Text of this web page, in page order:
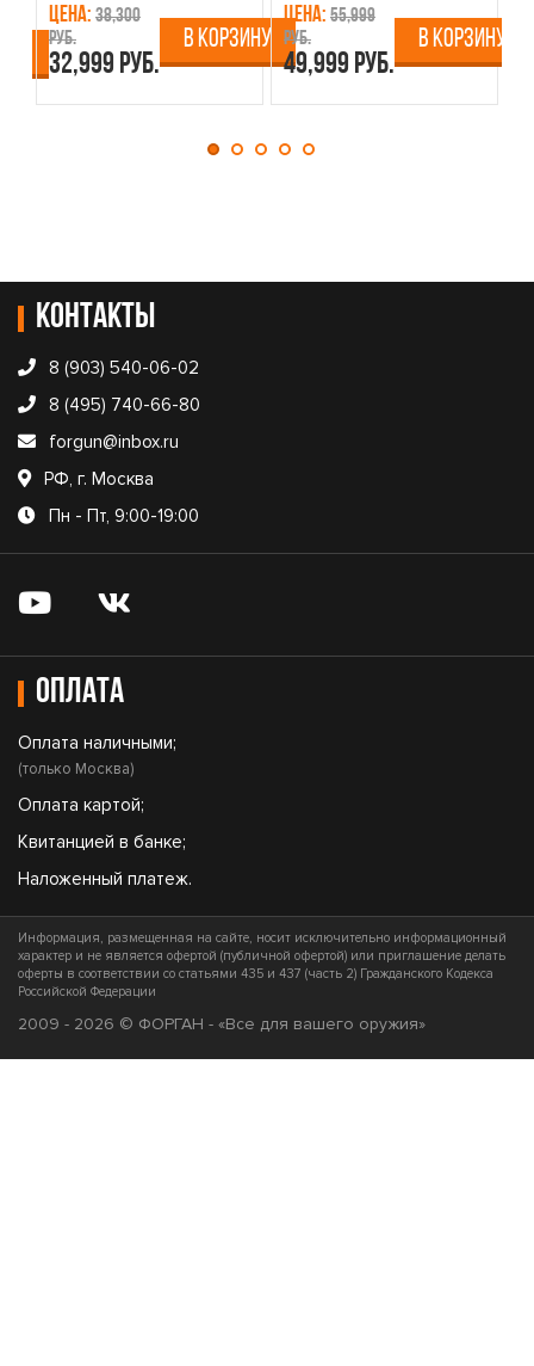
Цена: 38,300
руб.
32,999 руб.
В КОРЗИНУ
Цена: 55,999
руб.
49,999 руб.
В КОРЗИНУ
Контакты
8 (903) 540-06-02
8 (495) 740-66-80
forgun@inbox.ru
РФ, г. Москва
Пн - Пт, 9:00-19:00
Оплата
Оплата наличными;
(только Москва)
Оплата картой;
Квитанцией в банке;
Наложенный платеж.
Информация, размещенная на сайте, носит исключительно информационный
характер и не является офертой (публичной офертой) или приглашение делать
оферты в соответствии со статьями 435 и 437 (часть 2) Гражданского Кодекса
Российской Федерации
2009 - 2026 © ФОРГАН - «Все для вашего оружия»